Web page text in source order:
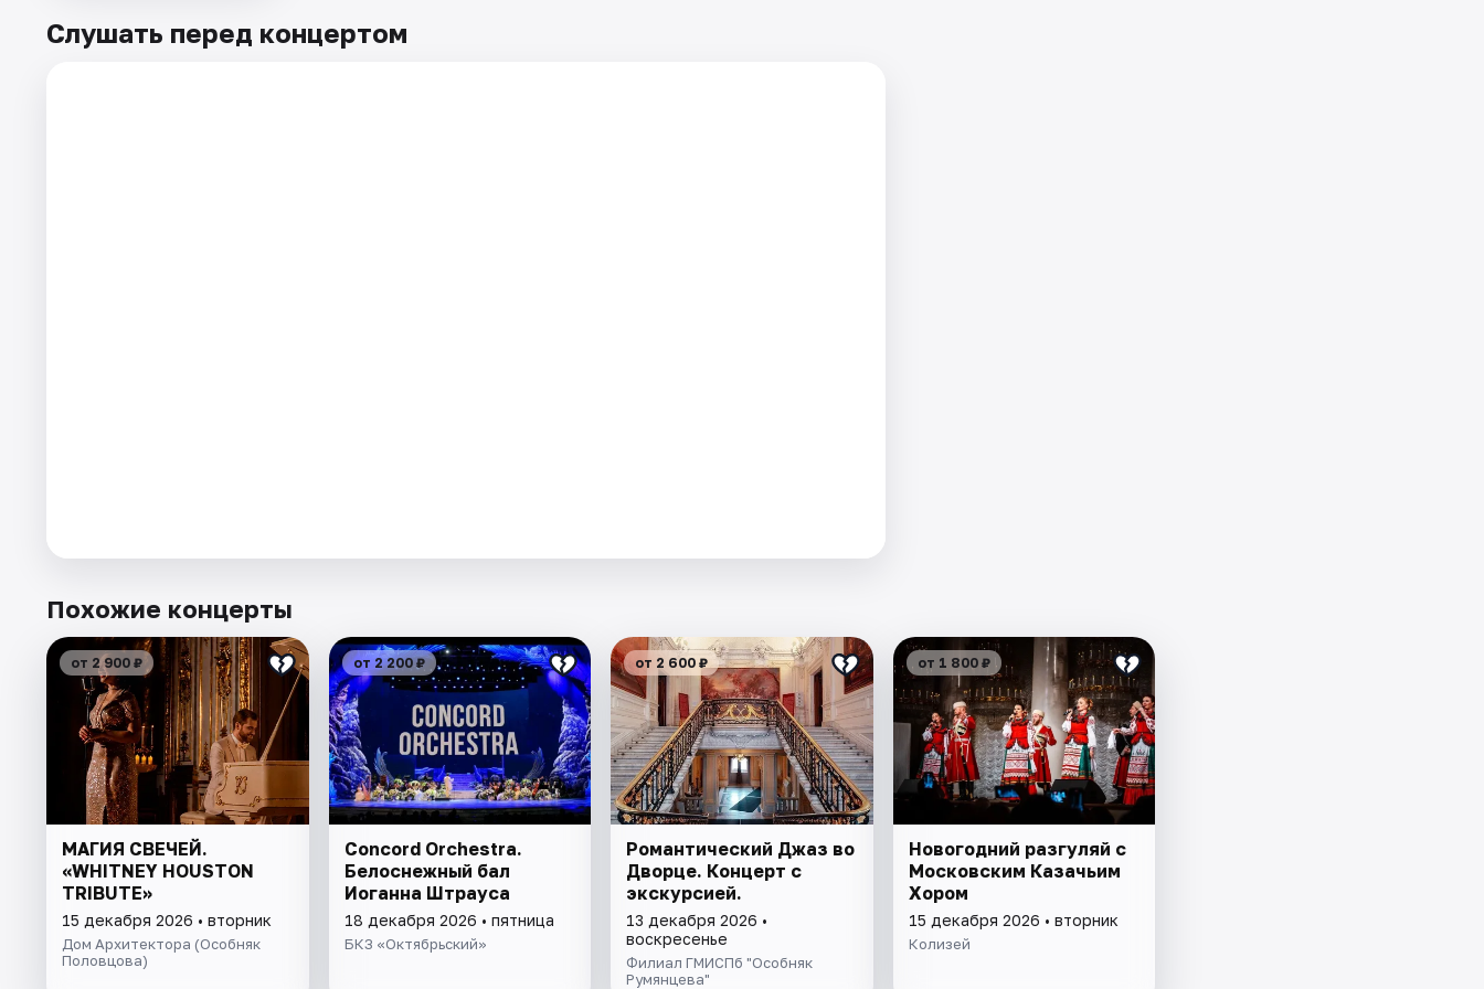
Слушать перед концертом
Похожие концерты
от 2 900 ₽
МАГИЯ СВЕЧЕЙ.
«WHITNEY HOUSTON
TRIBUTE»
15 декабря 2026 • вторник
Дом Архитектора (Особняк
Половцова)
от 2 200 ₽
Concord Orchestra.
Белоснежный бал
Иоганна Штрауса
18 декабря 2026 • пятница
БКЗ «Октябрьский»
от 2 600 ₽
Романтический Джаз во
Дворце. Концерт с
экскурсией.
13 декабря 2026 •
воскресенье
Филиал ГМИСПб "Особняк
Румянцева"
от 1 800 ₽
Новогодний разгуляй с
Московским Казачьим
Хором
15 декабря 2026 • вторник
Колизей